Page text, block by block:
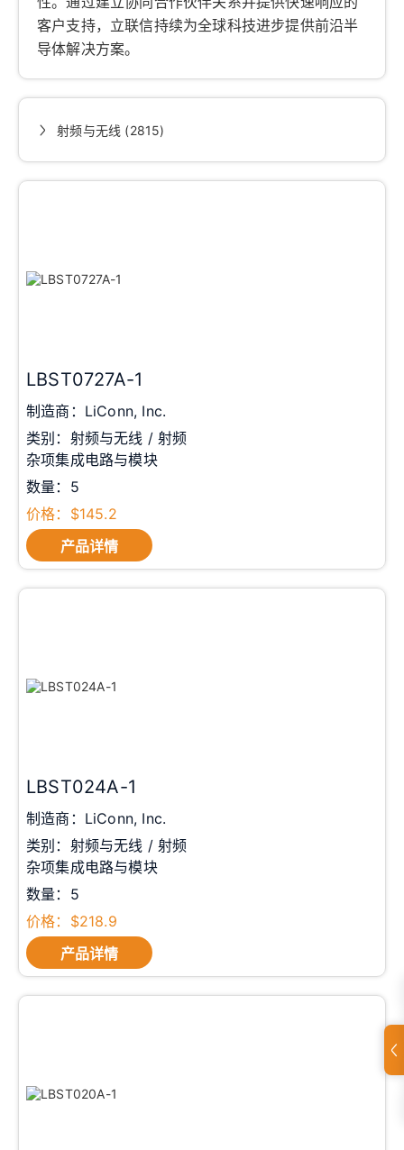
客户支持，立联信持续为全球科技进步提供前沿半
导体解决方案。
射频与无线 (2815)
LBST0727A-1
制造商：LiConn, Inc.
类别：射频与无线 / 射频
杂项集成电路与模块
数量：5
价格：$145.2
产品详情
LBST024A-1
制造商：LiConn, Inc.
类别：射频与无线 / 射频
杂项集成电路与模块
数量：5
价格：$218.9
产品详情